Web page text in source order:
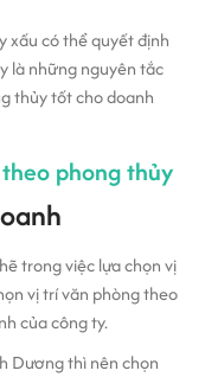
xấu có thể quyết định
là những nguyên tắc
thủy tốt cho doanh
phong thủy
trong việc lựa chọn vị
vị trí văn phòng theo
của công ty.
Dương thì nên chọn